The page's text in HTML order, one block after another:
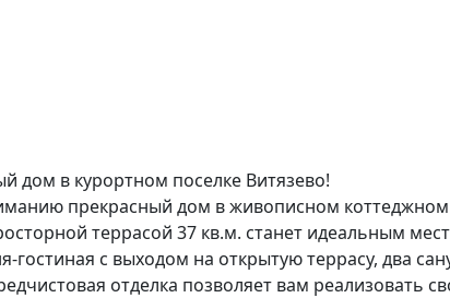
дом в курортном поселке Витязево!
прекрасный дом в живописном
террасой 37 кв.м. станет идеальным
гостиная с выходом на открытую террасу, два
отделка позволяет вам реализовать